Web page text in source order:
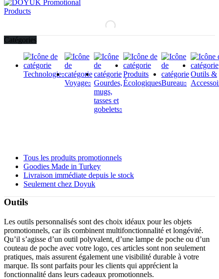
Catégories
Technologie
Voyage
Gourdes,
mugs,
tasses et
gobelets
Produits
ÉcologiquesBureau
Outils &
Tous les produits promotionnels
Goodies Made in Turkey
Livraison immédiate depuis le stock
Seulement chez Doyuk
Outils
Les outils personnalisés sont des choix idéaux pour les objets
promotionnels, car ils combinent multifonctionnalité et longévité.
Qu’il s’agisse d’un outil polyvalent, d’une lampe de poche ou d’un
couteau de poche avec votre logo, ces articles sont non seulement
pratiques, mais assurent également une visibilité durable à votre
marque. Ils sont parfaits pour les clients qui apprécient la
fonctionnalité dans leurs cadeaux promotionnels.